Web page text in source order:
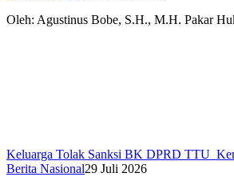
Oleh: Agustinus Bobe, S.H., M.H. Pakar
Keluarga Tolak Sanksi BK DPRD TTU
Berita Nasional29 Juli 2026